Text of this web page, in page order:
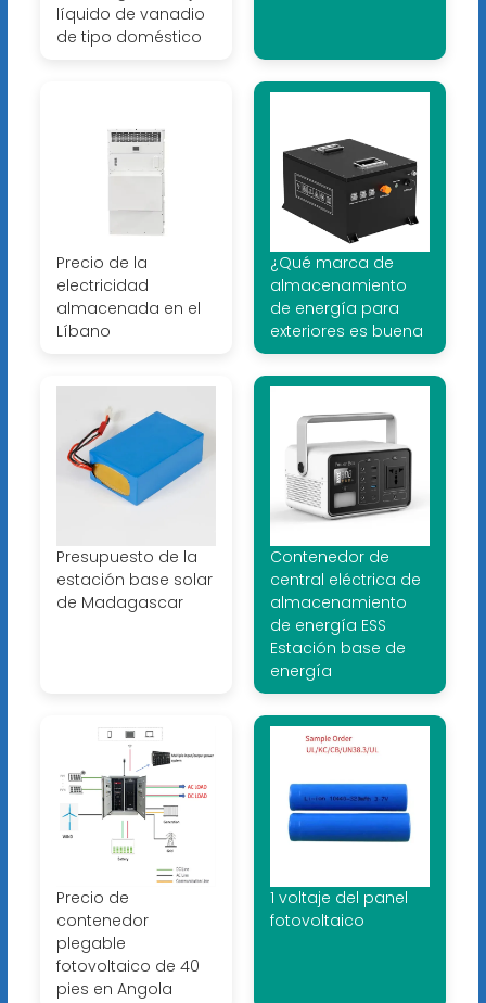
líquido de vanadio
de tipo doméstico
Precio de la
electricidad
almacenada en el
Líbano
¿Qué marca de
almacenamiento
de energía para
exteriores es buena
Presupuesto de la
estación base solar
de Madagascar
Contenedor de
central eléctrica de
almacenamiento
de energía ESS
Estación base de
energía
Precio de
contenedor
plegable
fotovoltaico de 40
pies en Angola
1 voltaje del panel
fotovoltaico